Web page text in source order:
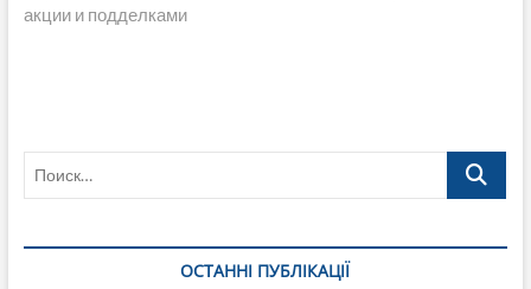
акции и подделками
Поиск…
ОСТАННІ ПУБЛІКАЦІЇ